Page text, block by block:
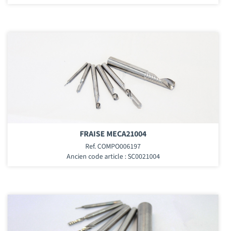
FRAISE MECA21004
Ref. COMPO006197
Ancien code article : SC0021004